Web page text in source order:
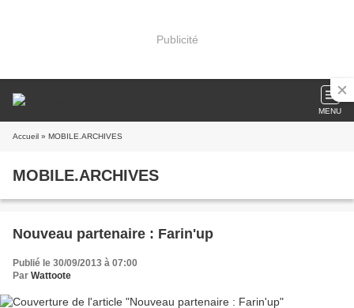
Publicité
MENU
Accueil » MOBILE.ARCHIVES
MOBILE.ARCHIVES
Nouveau partenaire : Farin'up
Publié le 30/09/2013 à 07:00
Par Wattoote